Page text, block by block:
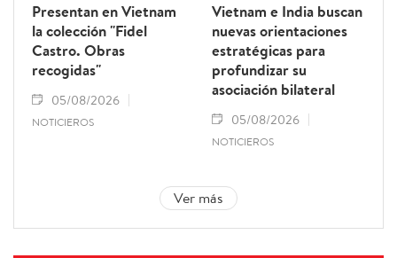
Presentan en Vietnam
la colección "Fidel
Castro. Obras
recogidas"
05/08/2026
NOTICIEROS
Vietnam e India buscan
nuevas orientaciones
estratégicas para
profundizar su
asociación bilateral
05/08/2026
NOTICIEROS
Ver más